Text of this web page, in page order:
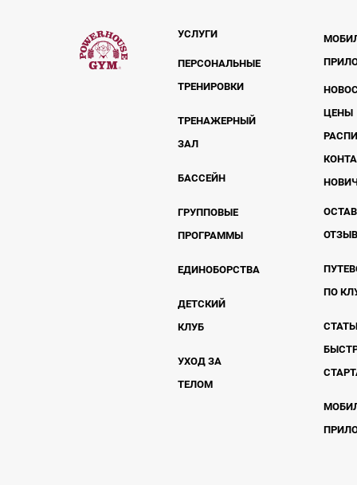
УСЛУГИ
ПЕРСОНАЛЬНЫЕ
ТРЕНИРОВКИ
ТРЕНАЖЕРНЫЙ
ЗАЛ
БАССЕЙН
ГРУППОВЫЕ
ПРОГРАММЫ
ЕДИНОБОРСТВА
ДЕТСКИЙ
КЛУБ
УХОД ЗА
ТЕЛОМ
ЦЕНЫ
ПО